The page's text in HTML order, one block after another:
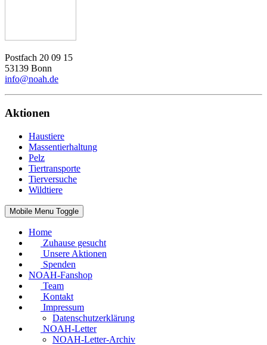
Postfach 20 09 15
53139 Bonn
info@noah.de
Aktionen
Haustiere
Massentierhaltung
Pelz
Tiertransporte
Tierversuche
Wildtiere
Mobile Menu Toggle
Home
Zuhause gesucht
Unsere Aktionen
Spenden
NOAH-Fanshop
Team
Kontakt
Impressum
Datenschutzerklärung
NOAH-Letter
NOAH-Letter-Archiv